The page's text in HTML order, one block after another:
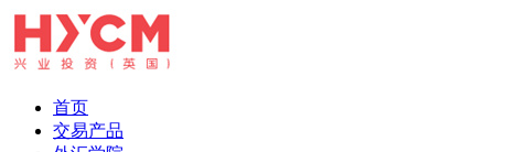
首页
交易产品